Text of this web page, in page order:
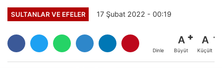
SULTANLAR VE EFELER 17 Şubat 2022 - 00:19
Dinle
A
Büyüt
A
Küçült